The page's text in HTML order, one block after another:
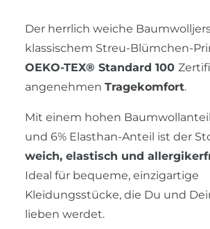
Der herrlich weiche
klassischem Streu-Blümchen-
OEKO-TEX® Standard 100
angenehmen Tragekomfort.
Mit einem hohen
und 6% Elasthan-Anteil ist der
weich, elastisch und
Ideal für bequeme, einzigartige
Kleidungsstücke, die Du und
lieben werdet.